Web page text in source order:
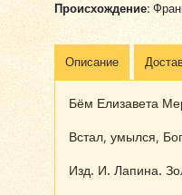
Происхождение:
Описание
Бём Елизавета
Встал, умылся,
Изд. И. Лапина.